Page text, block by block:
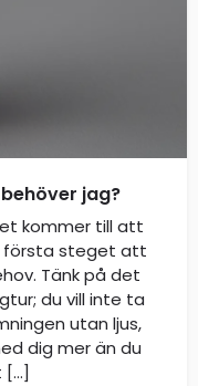
jag?
kommer till att
första steget att
Tänk på det
du vill inte ta
utan ljus,
dig mer än du
[…]